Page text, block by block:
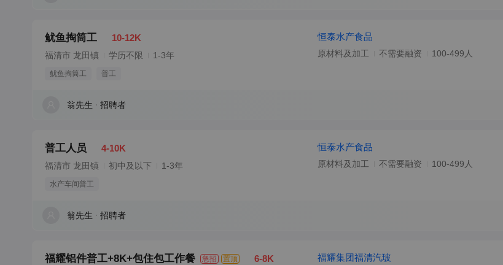
鱿鱼掏筒工 10-12K
福清市 龙田镇 学历不限 1-3年
鱿鱼掏筒工 普工
恒泰水产食品
原材料及加工 不需要融资 100-499人
翁先生 招聘者
普工人员 4-10K
福清市 龙田镇 初中及以下 1-3年
水产车间普工
恒泰水产食品
原材料及加工 不需要融资 100-499人
翁先生 招聘者
福耀铝件普工+8K+包住包工作餐 急招 置顶 6-8K 福耀集团福清汽玻